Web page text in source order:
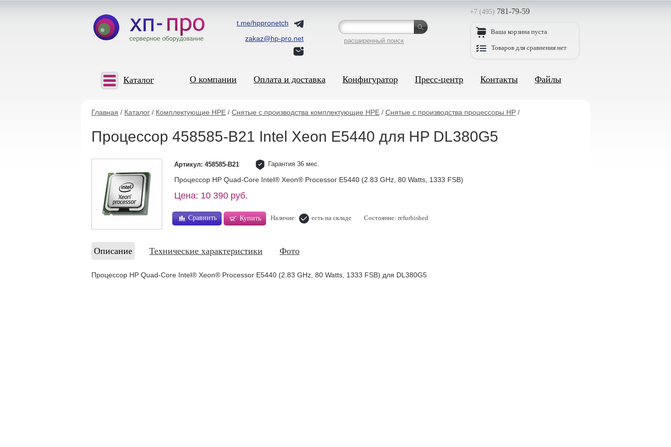
t.me/hppronetch
zakaz@hp-pro.net
расширенный поиск
+7 (495) 781-79-59
Ваша корзина пуста
Товаров для сравнения нет
Каталог О компании Оплата и доставка Конфигуратор Пресс-центр Контакты Файлы
Главная / Каталог / Комплектующие HPE / Снятые с производства комплектующие HPE / Снятые с производства процессоры HP /
Процессор 458585-B21 Intel Xeon E5440 для HP DL380G5
Артикул: 458585-B21 Гарантия 36 мес.
Процессор HP Quad-Core Intel® Xeon® Processor E5440 (2.83 GHz, 80 Watts, 1333 FSB)
Цена: 10 390 руб.
Сравнить Купить Наличие: есть на складе Состояние: refurbished
Описание Технические характеристики Фото
Процессор HP Quad-Core Intel® Xeon® Processor E5440 (2.83 GHz, 80 Watts, 1333 FSB) для DL380G5